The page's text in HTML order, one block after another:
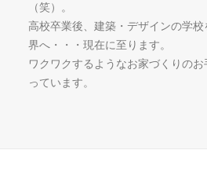
（笑）。
高校卒業後、建築・デザインの学
界へ・・・現在に至ります。
ワクワクするようなお家づくりの
っています。